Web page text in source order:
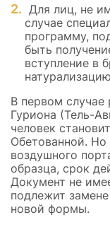
Для лиц, не
случае
программу,
быть
вступление в
В первом случае
Гуриона (Тель-
человек
Обетованной. Но
воздушного
образца, срок
Документ не
подлежит
новой формы.